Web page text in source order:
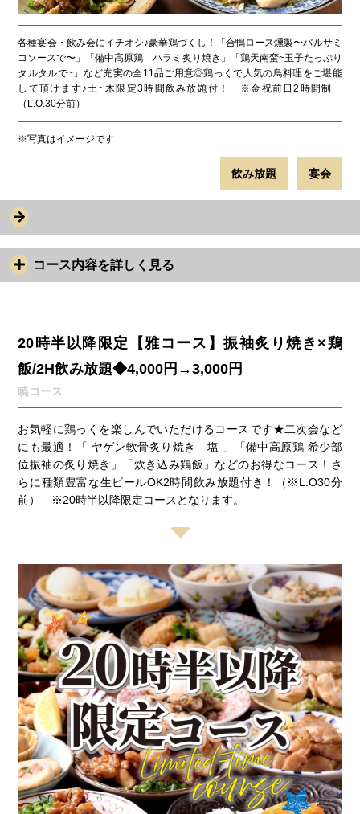
各種宴会・飲み会にイチオシ♪豪華鶏づくし！「合鴨ロース燻製〜バルサミ
コソースで〜」「備中高原鶏 ハラミ炙り焼き」「鶏天南蛮~玉子たっぷり
タルタルで~」など充実の全11品ご用意◎鶏っくで人気の鳥料理をご堪能
して頂けます♪土~木限定3時間飲み放題付！ ※金祝前日2時間制
（L.O.30分前）
※写真はイメージです
飲み放題 宴会
コース内容を詳しく見る
20時半以降限定【雅コース】振袖炙り焼き×鶏
飯/2H飲み放題◆4,000円→3,000円
暁コース
お気軽に鶏っくを楽しんでいただけるコースです★二次会など
にも最適！「 ヤゲン軟骨炙り焼き 塩 」「備中高原鶏 希少部
位振袖の炙り焼き」「炊き込み鶏飯」などのお得なコース！さ
らに種類豊富な生ビールOK2時間飲み放題付き！（※L.O30分
前） ※20時半以降限定コースとなります。